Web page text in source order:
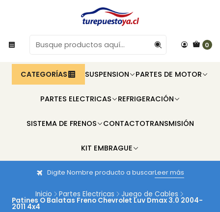
0
CATEGORÍAS SUSPENSION PARTES DE MOTOR
PARTES ELECTRICAS REFRIGERACIÓN
SISTEMA DE FRENOS CONTACTOTRANSMISIÓN
KIT EMBRAGUE
Digite Nombre producto a buscarLeer más
Inicio Partes Electricas Juego de Cables
Patines O Balatas Freno Chevrolet Luv Dmax 3.0 2004-
2011 4x4